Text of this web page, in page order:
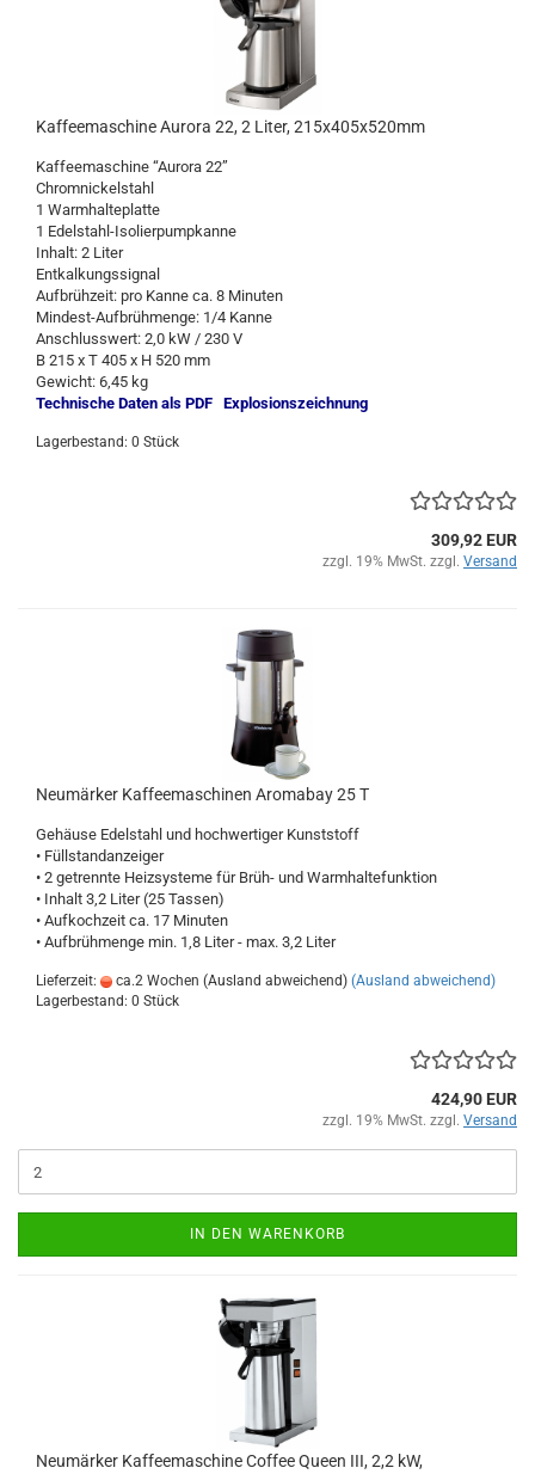
Kaffeemaschine Aurora 22, 2 Liter, 215x405x520mm
Kaffeemaschine “Aurora 22”
Chromnickelstahl
1 Warmhalteplatte
1 Edelstahl-Isolierpumpkanne
Inhalt: 2 Liter
Entkalkungssignal
Aufbrühzeit: pro Kanne ca. 8 Minuten
Mindest-Aufbrühmenge: 1/4 Kanne
Anschlusswert: 2,0 kW / 230 V
B 215 x T 405 x H 520 mm
Gewicht: 6,45 kg
Technische Daten als PDF Explosionszeichnung
Lagerbestand: 0 Stück
309,92 EUR
zzgl. 19% MwSt. zzgl. Versand
Neumärker Kaffeemaschinen Aromabay 25 T
Gehäuse Edelstahl und hochwertiger Kunststoff
• Füllstandanzeiger
• 2 getrennte Heizsysteme für Brüh- und Warmhaltefunktion
• Inhalt 3,2 Liter (25 Tassen)
• Aufkochzeit ca. 17 Minuten
• Aufbrühmenge min. 1,8 Liter - max. 3,2 Liter
Lieferzeit: ca.2 Wochen (Ausland abweichend) (Ausland abweichend)
Lagerbestand: 0 Stück
424,90 EUR
zzgl. 19% MwSt. zzgl. Versand
IN DEN WARENKORB
Neumärker Kaffeemaschine Coffee Queen III, 2,2 kW,